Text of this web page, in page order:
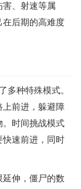
、射速等属
后期的高难度
多种特殊模式。
前进，躲避障
时间挑战模式
快速前进，同时
伸，僵尸的数